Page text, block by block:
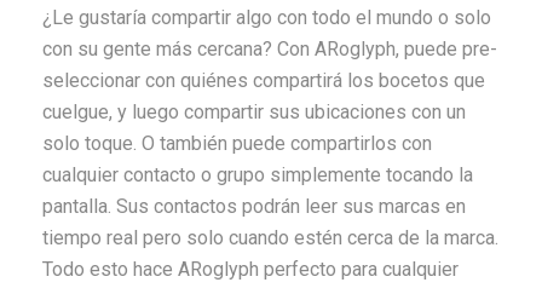
¿Le gustaría compartir algo con todo el mundo o solo
con su gente más cercana? Con ARoglyph, puede pre-
seleccionar con quiénes compartirá los bocetos que
cuelgue, y luego compartir sus ubicaciones con un
solo toque. O también puede compartirlos con
cualquier contacto o grupo simplemente tocando la
pantalla. Sus contactos podrán leer sus marcas en
tiempo real pero solo cuando estén cerca de la marca.
Todo esto hace ARoglyph perfecto para cualquier